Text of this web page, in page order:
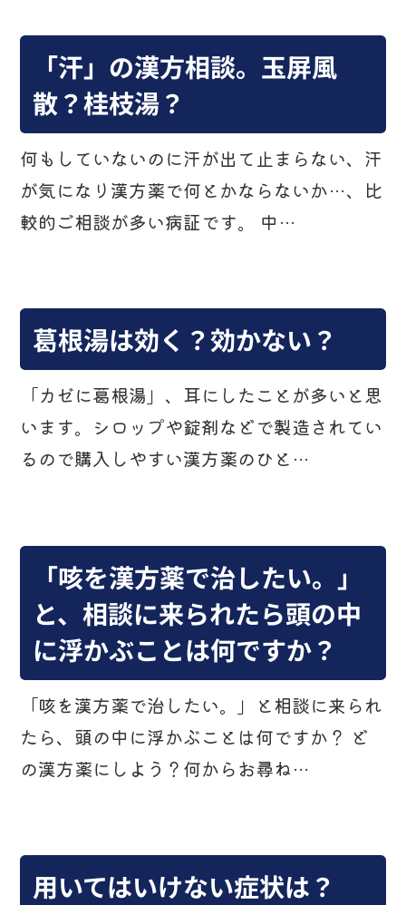
「汗」の漢方相談。玉屏風
散？桂枝湯？
何もしていないのに汗が出て止まらない、汗
が気になり漢方薬で何とかならないか…、比
較的ご相談が多い病証です。 中…
葛根湯は効く？効かない？
「カゼに葛根湯」、耳にしたことが多いと思
います。シロップや錠剤などで製造されてい
るので購入しやすい漢方薬のひと…
「咳を漢方薬で治したい。」
と、相談に来られたら頭の中
に浮かぶことは何ですか？
「咳を漢方薬で治したい。」と相談に来られ
たら、頭の中に浮かぶことは何ですか？ ど
の漢方薬にしよう？何からお尋ね…
用いてはいけない症状は？